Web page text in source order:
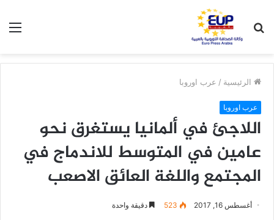
عن
الرئيسية / عرب اوروبا
عرب اوروبا
اللاجئ في ألمانيا يستغرق نحو
عامين في المتوسط للاندماج في
المجتمع واللغة العائق الاصعب
أغسطس 16, 2017 523 دقيقة واحدة